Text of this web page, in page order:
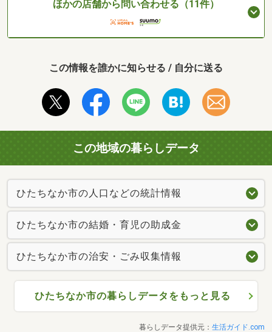
ほかの店舗から問い合わせる（11件）
この情報を誰かに知らせる / 自分に送る
この地域の暮らしデータ
ひたちなか市の人口などの統計情報
ひたちなか市の結婚・育児の助成金
ひたちなか市の治安・ごみ収集情報
ひたちなか市の暮らしデータをもっと見る
暮らしデータ提供元： 生活ガイド.com